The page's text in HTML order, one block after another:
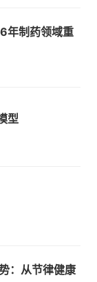
年制药领域重
型
：从节律健康